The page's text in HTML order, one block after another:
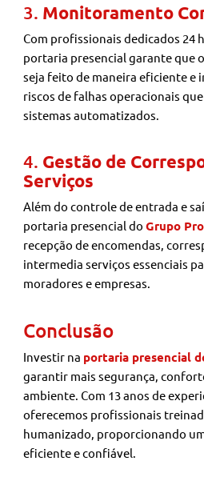
3. Monitoramento
Com profissionais dedicados 24
portaria presencial garante que
seja feito de maneira eficiente e
riscos de falhas operacionais
sistemas automatizados.
4. Gestão de
Serviços
Além do controle de entrada e
portaria presencial doGrupo
recepção de encomendas,
intermedia serviços essenciais
moradores e empresas.
Conclusão
Investir na portaria presencial
garantir mais segurança,
ambiente. Com 13 anos de
oferecemos profissionais
humanizado, proporcionando
eficiente e confiável.